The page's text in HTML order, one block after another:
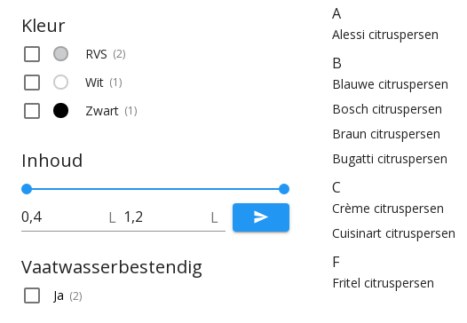
Kleur
RVS (2)
Wit (1)
Zwart (1)
Inhoud
L L
Vaatwasserbestendig
Ja (2)
A
Alessi citruspersen
B
Blauwe citruspersen
Bosch citruspersen
Braun citruspersen
Bugatti citruspersen
C
Crème citruspersen
Cuisinart citruspersen
F
Fritel citruspersen